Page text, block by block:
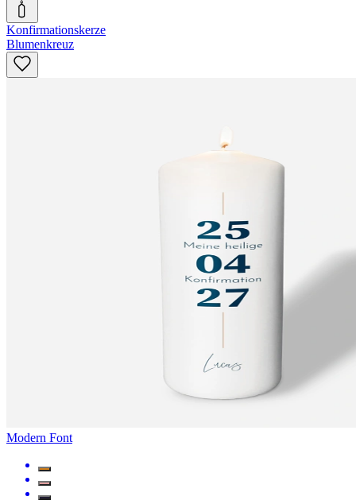
Konfirmationskerze
Blumenkreuz
Modern Font